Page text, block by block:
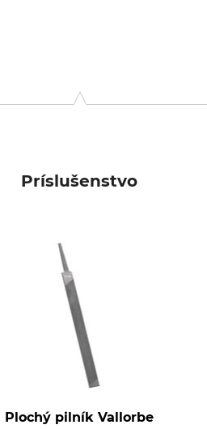
Príslušenstvo
Plochý pilník Vallorbe